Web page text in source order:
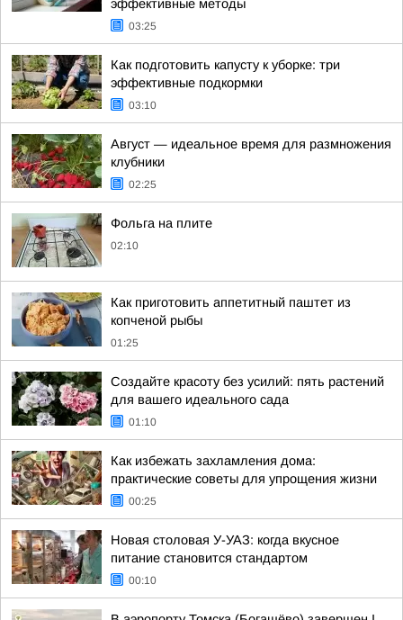
эффективные методы
03:25
Как подготовить капусту к уборке: три
эффективные подкормки
03:10
Август — идеальное время для размножения
клубники
02:25
Фольга на плите
02:10
Как приготовить аппетитный паштет из
копченой рыбы
01:25
Создайте красоту без усилий: пять растений
для вашего идеального сада
01:10
Как избежать захламления дома:
практические советы для упрощения жизни
00:25
Новая столовая У-УАЗ: когда вкусное
питание становится стандартом
00:10